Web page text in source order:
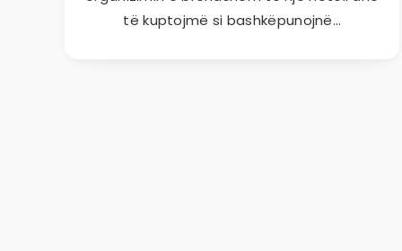
të kuptojmë si bashkëpunojnë…